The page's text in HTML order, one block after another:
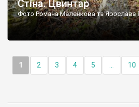
Стіна. Цвинтар
Фото Романа Маленкова та Ярослава
1 2 3 4 5 10